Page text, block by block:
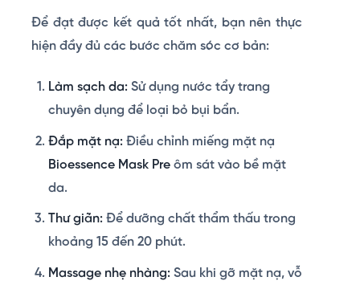
Để đạt được kết quả tốt nhất, bạn nên thực
hiện đầy đủ các bước chăm sóc cơ bản:
Làm sạch da:Sử dụng nước tẩy trang
chuyên dụng để loại bỏ bụi bẩn.
Đắp mặt nạ:Điều chỉnh miếng mặt nạ
Bioessence Mask Preôm sát vào bề mặt
da.
Thư giãn:Để dưỡng chất thẩm thấu trong
khoảng 15 đến 20 phút.
Massage nhẹ nhàng:Sau khi gỡ mặt nạ, vỗ